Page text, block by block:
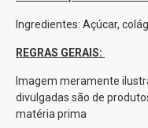
Ingredientes: Açúcar,
REGRAS GERAIS:
Imagem meramente
divulgadas são de
matéria prima